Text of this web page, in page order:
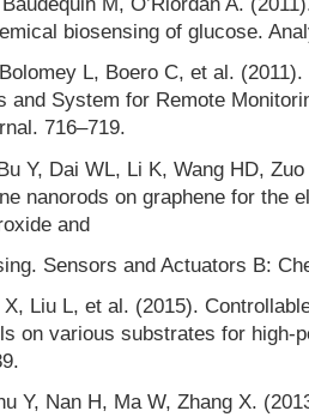
biosensing of glucose.
L, Boero C, et al.
and System for Remote
716–719.
Y, Dai WL, Li K, Wang HD,
nanorods on graphene for the
and
Sensors and Actuators B:
Liu L, et al. (2015).
on various substrates for high-
Y, Nan H, Ma W, Zhang X.